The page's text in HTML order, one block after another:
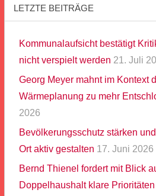
LETZTE BEITRÄGE
Kommunalaufsicht bestätigt
nicht verspielt werden 21. Juli
Georg Meyer mahnt im Kontext
Wärmeplanung zu mehr
2026
Bevölkerungsschutz stärken
Ort aktiv gestalten 17. Juni 2026
Bernd Thienel fordert mit Blick
Doppelhaushalt klare